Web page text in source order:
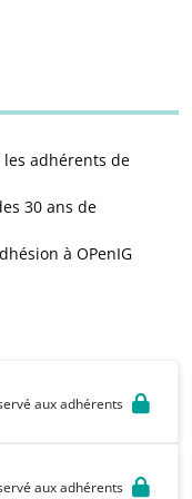
adhérents de
30 ans de
à OPenIG
aux adhérents
aux adhérents